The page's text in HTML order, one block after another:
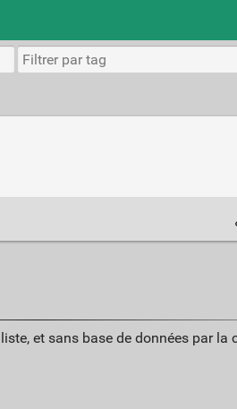
et sans base de données par la